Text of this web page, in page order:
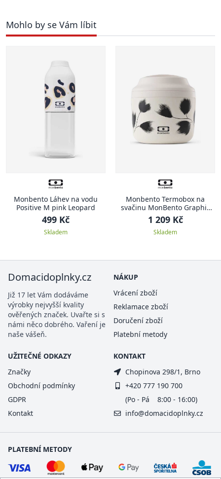
Mohlo by se Vám líbit
Monbento Láhev na vodu
Positive M pink Leopard
499 Kč
Skladem
Monbento Termobox na
svačinu MonBento Graphic
Plume, krémová
1 209 Kč
Skladem
Domacidoplnky.cz
Již 17 let Vám dodáváme
výrobky nejvyšší kvality
ověřených značek. Uvařte si s
námi něco dobrého. Vaření je
naše vášeň.
NÁKUP
Vrácení zboží
Reklamace zboží
Doručení zboží
Platební metody
UŽITEČNÉ ODKAZY
Značky
Obchodní podmínky
GDPR
Kontakt
KONTAKT
Chopinova 298/1, Brno
+420 777 190 700
(Po - Pá 8:00 - 16:00)
info@domacidoplnky.cz
PLATEBNÍ METODY